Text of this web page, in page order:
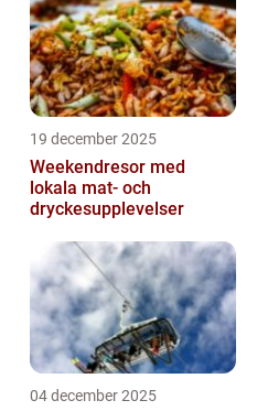
19 december 2025
Weekendresor med
lokala mat- och
dryckesupplevelser
04 december 2025